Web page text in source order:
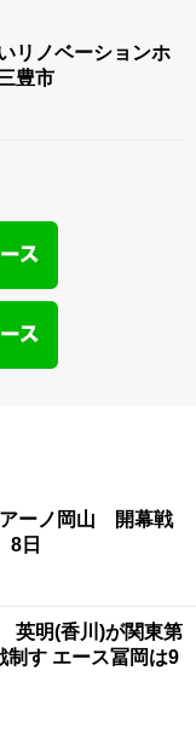
リノベーションホ
豊市
アーノ岡山 開幕戦
8日
英明(香川)が関東第
制す エース冨岡は9